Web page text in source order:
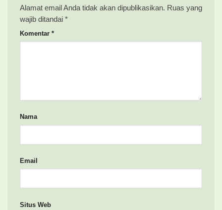
Alamat email Anda tidak akan dipublikasikan. Ruas yang
wajib ditandai *
Komentar *
Nama
Email
Situs Web